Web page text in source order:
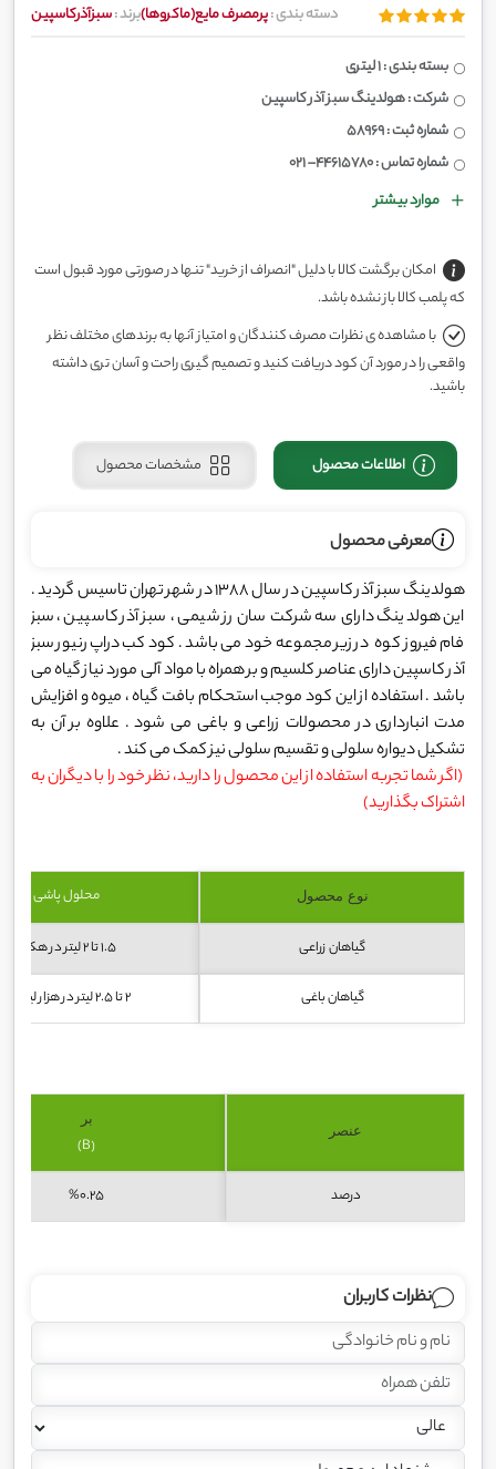
دسته بندی :پرمصرف مایع(ماکروها)برند :سبزآذرکاسپین
بسته بندی : 1 لیتری
شرکت : هولدینگ سبز آذر کاسپین
شماره ثبت : 58969
شماره تماس : 44615780– 021
موارد بیشتر
امکان برگشت کالا با دلیل "انصراف از خرید" تنها در صورتی مورد قبول است
که پلمب کالا باز نشده باشد.
با مشاهده ی نظرات مصرف کنندگان و امتیاز آنها به برندهای مختلف نظر
واقعی را در مورد آن کود دریافت کنید و تصمیم گیری راحت و آسان تری داشته
باشید.
اطلاعات محصول مشخصات محصول
معرفی محصول
هولدینگ سبز آذر کاسپین در سال 1388 در شهر تهران تاسیس گردید .
این هولدینگ دارای سه شرکت سان رز شیمی ، سبز آذر کاسپین ، سبز
فام فیروز کوه در زیر مجموعه خود می باشد . کود کب دراپ رنیور سبز
آذر کاسپین دارای عناصر کلسیم و بر همراه با مواد آلی مورد نیاز گیاه می
باشد . استفاده از این کود موجب استحکام بافت گیاه ، میوه و افزایش
مدت انبارداری در محصولات زراعی و باغی می شود . علاوه بر آن به
تشکیل دیواره سلولی و تقسیم سلولی نیز کمک می کند .
(اگر شما تجربه استفاده از این محصول را دارید، نظر خود را با دیگران به
اشتراک بگذارید)
نوع محصول محلول پاشی
گیاهان زراعی 1.5 تا 2 لیتر در هکتار
گیاهان باغی 2 تا 2.5 لیتر در هزار لیتر آب
عنصر
بر
(B)
درصد %0.25
نظرات کاربران